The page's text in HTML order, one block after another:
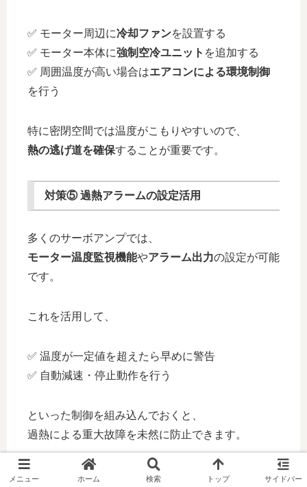
✅ モーター周辺に冷却ファンを設置する
✅ モーター本体に強制空冷ユニット を追加する
✅ 周囲温度が高い場合はエアコンによる環境制御
を行う
特に密閉空間では温度がこもりやすいので、
熱の逃げ道を確保することが重要です。
対策⑤ 過熱アラームの設定活用
多くのサーボアンプでは、
モーター温度監視機能やアラーム出力の設定が可能
です。
これを活用して、
✅ 温度が一定値を超えたら早めに警告
✅ 自動減速・停止動作を行う
といった制御を組み込んでおくと、
過熱による重大故障を未然に防止できます。
過熱アラームについての関連記事はこちら
メニュー ホーム 検索 トップ サイドバー